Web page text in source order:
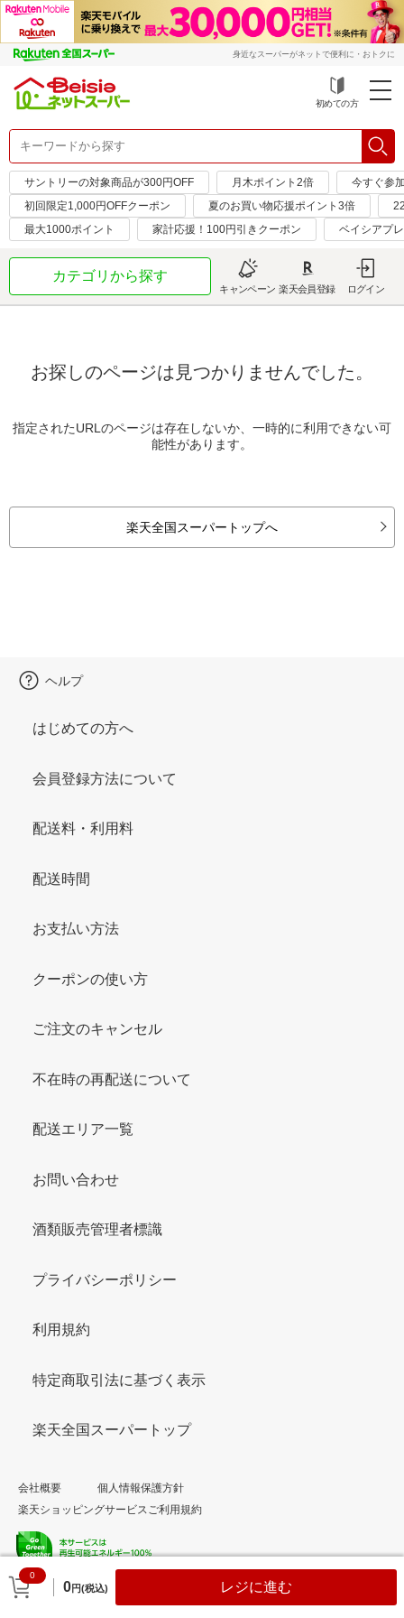
身近なスーパーがネットで便利に・おトクに
初めての方
サントリーの対象商品が300円OFF 月木ポイント2倍
今すぐ参
初回限定1,000円OFFクーポン
夏のお買い物応援ポイント3倍
最大1000ポイント
家計応援！100円引きクーポン ベイシアプ
カテゴリから探す
キャンペーン 楽天会員登録 ログイン
お探しのページは見つかりませんでした。
指定されたURLのページは存在しないか、一時的に利用できない可
能性があります。
楽天全国スーパートップへ
0
0円(税込) レジに進む
ヘルプ
はじめての方へ
会員登録方法について
配送料・利用料
配送時間
お支払い方法
クーポンの使い方
ご注文のキャンセル
不在時の再配送について
配送エリア一覧
お問い合わせ
酒類販売管理者標識
プライバシーポリシー
利用規約
特定商取引法に基づく表示
楽天全国スーパートップ
会社概要
個人情報保護方針
楽天ショッピングサービスご利用規約
© Rakuten Group, Inc.